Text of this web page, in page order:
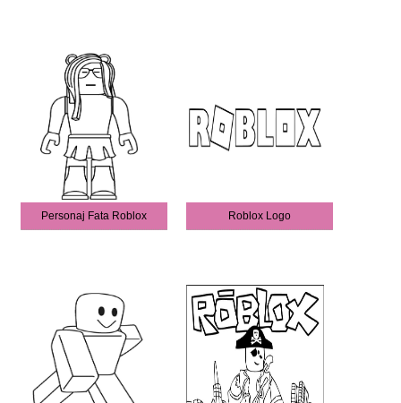
Personaj Fata Roblox Roblox Logo